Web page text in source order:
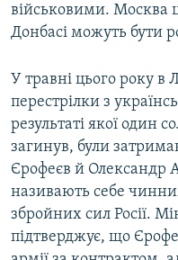
військовими. Москва
Донбасі можуть бути
У травні цього року в
перестрілки з
результаті якої один
загинув, були
Єрофеєв й Олександр
називають себе
збройних сил Росії.
підтверджує, що